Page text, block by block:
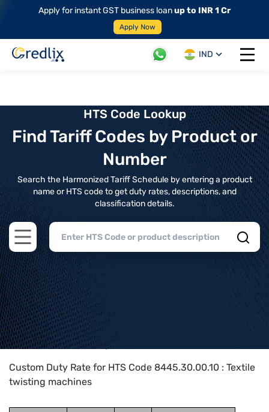
Apply for instant GST business loanup to INR 1 Cr
Apply Now
IND
Open
HTS Code Lookup
Find Tariff Codes by Product or
Number
Search the Harmonized Tariff Schedule by entering a product
name or HTS code to get duty rates, descriptions, and
classification details.
Open main menu
Home>HTS Codes> Chapter
Custom Duty Rate for HTS Code 8445.30.00.10 : Textile
twisting machines